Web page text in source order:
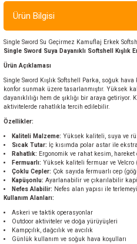
Ürün Bilgisi
Single Sword Su Geçirmez Kamuflaj Erkek
Single Sword Suya Dayanıklı Softshell Kışlık
Ürün Açıklaması
Single Sword Kışlık Softshell Parka, soğuk
konfor sunmak üzere tasarlanmıştır. Yüksek
dayanıklılığı hem de şıklığı bir araya
aktivitelerde rahatlıkla tercih edilebilir.
Özellikler:
Kaliteli Malzeme: Yüksek kaliteli, suya ve
Sıcak Tutar: İç kısımda polar astar ile
Rahatlık: Ergonomik ve rahat kesim,
Fermuarlı: Yüksek kaliteli fermuar ve Velcro
Çoklu Cepler: Çok sayıda fermuarlı cep
Kapüşonlu: Ayarlanabilir ve çıkarılabilir
Nefes Alabilir: Nefes alan yapısı ile
Kullanım Alanları:
Askeri ve taktik operasyonlar
Outdoor aktiviteler ve doğa yürüyüşleri
Kampçılık, dağcılık ve avcılık
Günlük kullanım ve soğuk hava koşulları